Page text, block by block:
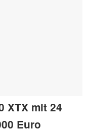
XTX mit 24
Euro